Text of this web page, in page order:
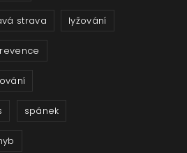
strava lyžování
spánek